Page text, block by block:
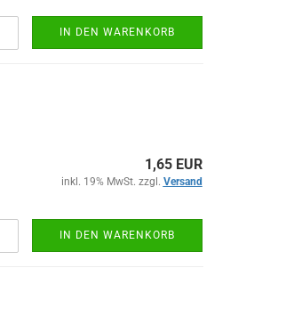
IN DEN WARENKORB
1,65 EUR
inkl. 19% MwSt. zzgl. Versand
IN DEN WARENKORB